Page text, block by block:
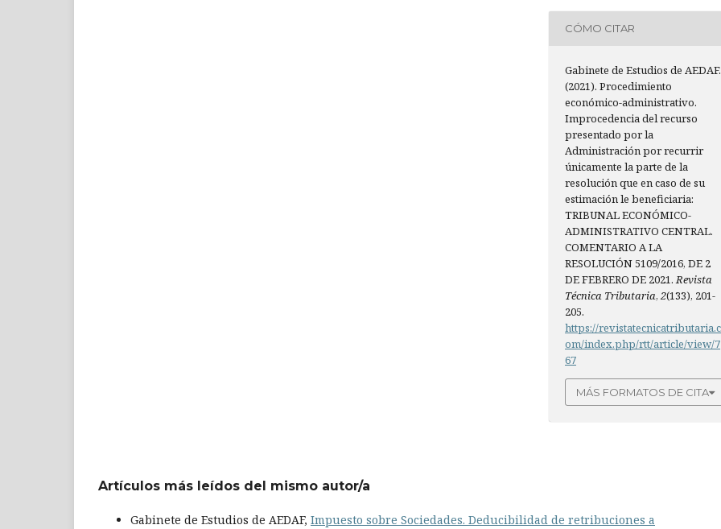
CÓMO CITAR
Gabinete de Estudios de AEDAF.
(2021). Procedimiento
económico-administrativo.
Improcedencia del recurso
presentado por la
Administración por recurrir
únicamente la parte de la
resolución que en caso de su
estimación le beneficiaria:
TRIBUNAL ECONÓMICO-
ADMINISTRATIVO CENTRAL.
COMENTARIO A LA
RESOLUCIÓN 5109/2016, DE 2
DE FEBRERO DE 2021.Revista
Técnica Tributaria,2(133), 201-
205.
https://revistatecnicatributaria.c
om/index.php/rtt/article/view/7
67
MÁS FORMATOS DE CITA
Artículos más leídos del mismo autor/a
Gabinete de Estudios de AEDAF, Impuesto sobre Sociedades. Deducibilidad de retribuciones a